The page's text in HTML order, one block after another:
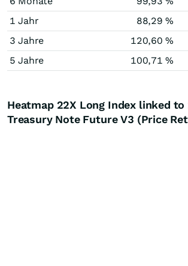
1 Jahr
88,29 %
3 Jahre
120,60 %
5 Jahre
100,71 %
Heatmap 22X Long Index linked to
Treasury Note Future V3 (Price